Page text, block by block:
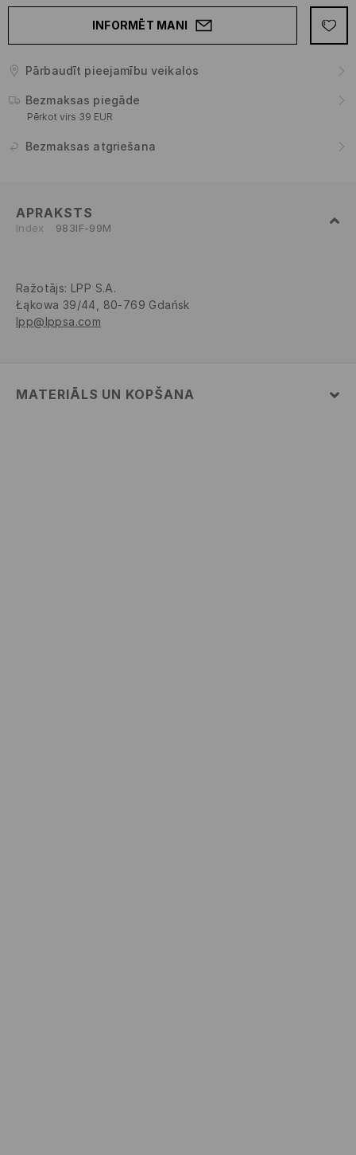
INFORMĒT MANI
Pārbaudīt pieejamību veikalos
Bezmaksas piegāde
Pērkot virs 39 EUR
Bezmaksas atgriešana
APRAKSTS
Index 983IF-99M
Ražotājs: LPP S.A.
Łąkowa 39/44, 80-769 Gdańsk
lpp@lppsa.com
MATERIĀLS UN KOPŠANA